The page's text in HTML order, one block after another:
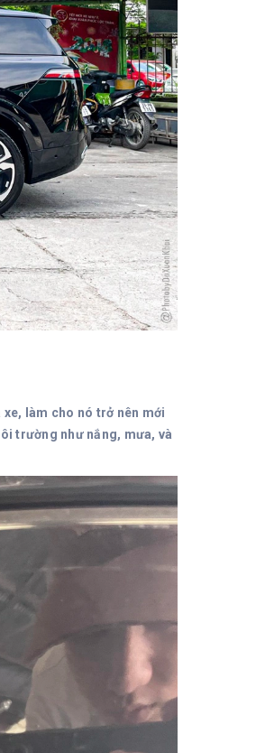
làm cho nó trở nên mới
trường như nắng, mưa, và